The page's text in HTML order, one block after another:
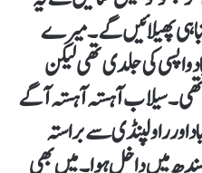
پھیلائیں گے۔ میرے
واپسی کی جلدی تھی لیکن
سیلاب آہستہ آہستہ آگے
اور راولپنڈی سے براستہ